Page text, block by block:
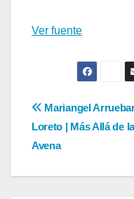
entradas
Ver fuente
de
entradas
Mariangel
Loreto | Más Allá de la
Avena